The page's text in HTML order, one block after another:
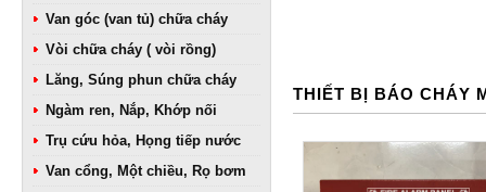
Van góc (van tủ) chữa cháy
Vòi chữa cháy ( vòi rồng)
Lăng, Súng phun chữa cháy
Ngàm ren, Nắp, Khớp nối
Trụ cứu hỏa, Họng tiếp nước
Van cổng, Một chiều, Rọ bơm
THIẾT BỊ BÁO CHÁY